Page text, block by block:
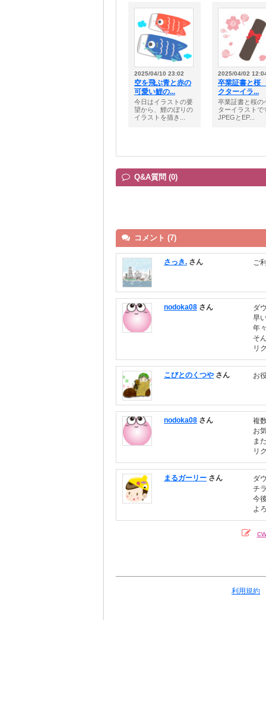
2025/04/10 23:02
空を飛ぶ青と赤の
可愛い鯉の...
今日はイラストの要
望から、鯉のぼりの
イラストを描き...
2025/04/02
卒業証書と
クターイラ...
卒業証書と桜の
ターイラストで
JPEGとEP...
Q&A質問 (0)
コメント (7)
さっき. さん ご
nodoka08 さん
ダ
早
年
そ
リ
こびとのくつや さん お
nodoka08 さん
複
お
ま
リ
まるガーリー さん
ダ
チ
今
よ
利用規約